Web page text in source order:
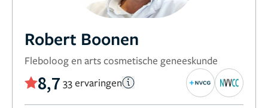
Robert Boonen
Fleboloog en arts cosmetische geneeskunde
8,7 33 ervaringen